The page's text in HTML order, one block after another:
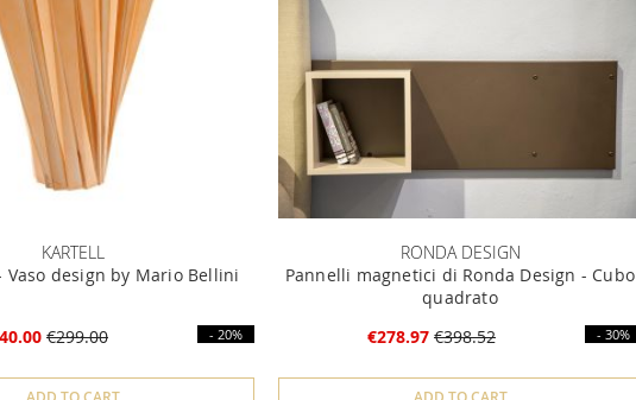
KARTELL
Vaso design by Mario Bellini
€299.00 - 20%
RONDA DESIGN
Pannelli magnetici di Ronda Design - Cubo
quadrato
€278.97 €398.52 - 30%